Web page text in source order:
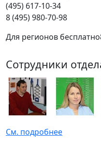
(495) 617-10-34
8 (495) 980-70-98
Для регионов бесплатно
Сотрудники
См. подробнее